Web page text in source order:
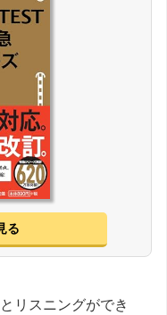
る
リスニングができ